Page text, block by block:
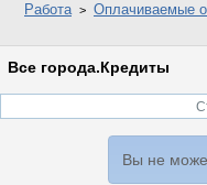
Работа Оплачиваемые
Все города.Кредиты
Вы не